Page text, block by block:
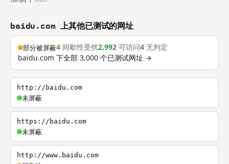
baidu.com 上其他已测试的网址
部分被屏蔽4 间歇性受扰2,992 可访问4 无判定
baidu.com 下全部 3,000 个已测试网址 →
http://baidu.com
未屏蔽
https://baidu.com
未屏蔽
http://www.baidu.com